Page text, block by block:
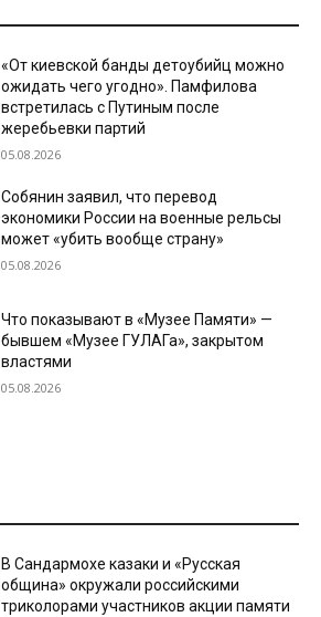
«От киевской банды детоубийц можно
ожидать чего угодно». Памфилова
встретилась с Путиным после
жеребьевки партий
05.08.2026
Собянин заявил, что перевод
экономики России на военные рельсы
может «убить вообще страну»
05.08.2026
Что показывают в «Музее Памяти» —
бывшем «Музее ГУЛАГа», закрытом
властями
05.08.2026
В Сандармохе казаки и «Русская
община» окружали российскими
триколорами участников акции памяти